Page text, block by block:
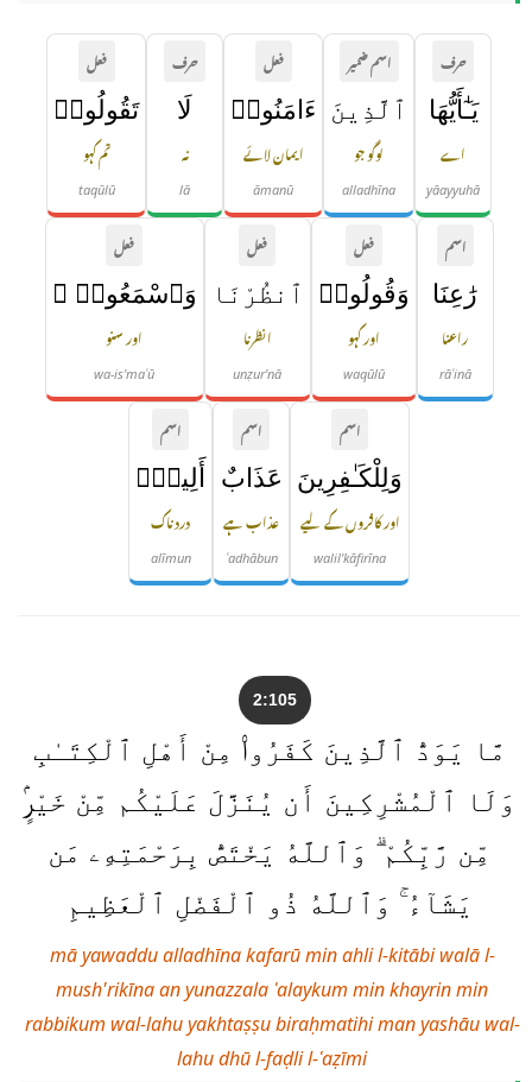
حرف
يَـٰٓأَيُّهَا
اے
yāayyuhā
اسم ضمیر
ٱلَّذِينَ
لوگو جو
alladhīna
فعل
ءَامَنُوا۟
ایمان لائے
āmanū
حرف
لَا
نہ
lā
فعل
تَقُولُوا۟
تم کہو
taqūlū
اسم
رَٰعِنَا
راعنا
rāʿinā
فعل
وَقُولُوا۟
اور کہو
waqūlū
فعل
ٱنظُرْنَا
انظرنا
unẓur'nā
فعل
وَٱسْمَعُوا۟ ۗ
اور سنو
wa-is'maʿū
اسم
وَلِلْكَـٰفِرِينَ
اور کافروں کے لیے
walil'kāfirīna
اسم
عَذَابٌ
عذاب ہے
ʿadhābun
اسم
أَلِيمٌۭ
دردناک
alīmun
2:105
مَّا يَوَدُّ ٱلَّذِينَ كَفَرُوا۟ مِنْ أَهْلِ ٱلْكِتَـٰبِ
وَلَا ٱلْمُشْرِكِينَ أَن يُنَزَّلَ عَلَيْكُم مِّنْ خَيْرٍۢ
مِّن رَّبِّكُمْ ۗ وَٱللَّهُ يَخْتَصُّ بِرَحْمَتِهِۦ مَن
يَشَآءُ ۚ وَٱللَّهُ ذُو ٱلْفَضْلِ ٱلْعَظِيمِ
mā yawaddu alladhīna kafarū min ahli l-kitābi walā l-
mush'rikīna an yunazzala ʿalaykum min khayrin min
rabbikum wal-lahu yakhtaṣṣu biraḥmatihi man yashāu wal-
lahu dhū l-faḍli l-ʿaẓīmi